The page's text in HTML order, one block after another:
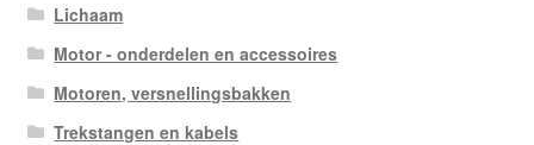
Lichaam
Motor - onderdelen en accessoires
Motoren, versnellingsbakken
Trekstangen en kabels